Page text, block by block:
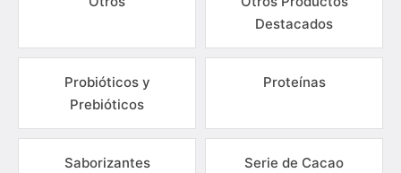
Destacados
Probióticos y
Prebióticos
Proteínas
Saborizantes Serie de Cacao